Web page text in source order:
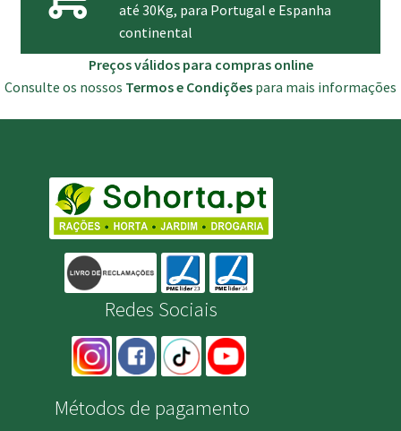
até 30Kg, para Portugal e Espanha
continental
Preços válidos para compras online
Consulte os nossos Termos e Condições para mais informações
Redes Sociais
Métodos de pagamento